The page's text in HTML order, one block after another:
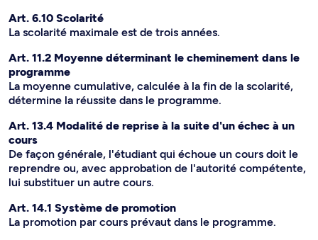
Art. 6.10 Scolarité
La scolarité maximale est de trois années.
Art. 11.2 Moyenne déterminant le cheminement dans le
programme
La moyenne cumulative, calculée à la fin de la scolarité,
détermine la réussite dans le programme.
Art. 13.4 Modalité de reprise à la suite d'un échec à un
cours
De façon générale, l'étudiant qui échoue un cours doit le
reprendre ou, avec approbation de l'autorité compétente,
lui substituer un autre cours.
Art. 14.1 Système de promotion
La promotion par cours prévaut dans le programme.